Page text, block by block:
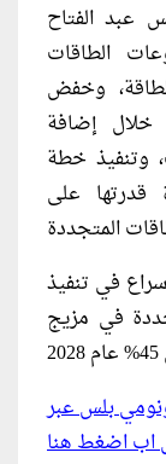
عبد الفتاح
الطاقات
وخفض
خلال إضافة
وتنفيذ خطة
قدرتها على
في تنفيذ
في مزيج
بلس عبر
اب اضغط هنا